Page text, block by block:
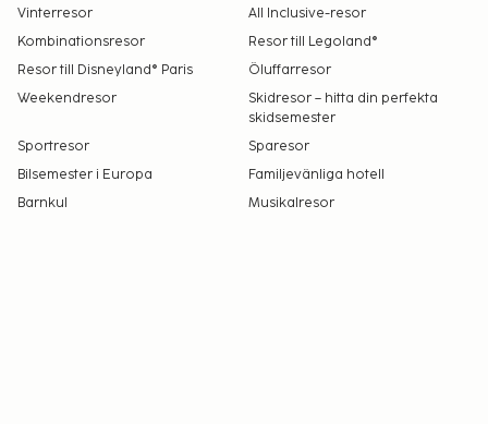
Vinterresor
All Inclusive-resor
Kombinationsresor
Resor till Legoland®
Resor till Disneyland® Paris
Öluffarresor
Weekendresor
Skidresor – hitta din perfekta
skidsemester
Sportresor
Sparesor
Bilsemester i Europa
Familjevänliga hotell
Barnkul
Musikalresor